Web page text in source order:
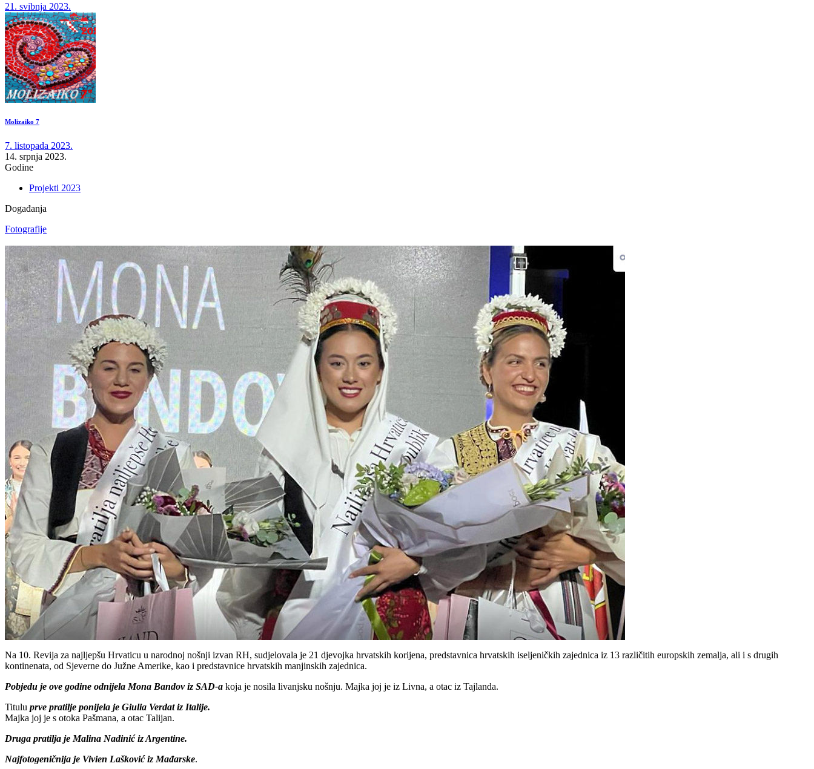
21. svibnja 2023.
Molizaiko 7
7. listopada 2023.
14. srpnja 2023.
Godine
Projekti 2023
Događanja
Fotografije
Na 10. Revija za najljepšu Hrvaticu u narodnoj nošnji izvan RH, sudjelovala je 21 djevojka hrvatskih korijena, predstavnica hrvatskih iseljeničkih zajednica iz 13 različitih europskih zemalja, ali i s drugih
kontinenata, od Sjeverne do Južne Amerike, kao i predstavnice hrvatskih manjinskih zajednica.
Pobjedu je ove godine odnijela Mona Bandov iz SAD-a koja je nosila livanjsku nošnju. Majka joj je iz Livna, a otac iz Tajlanda.
Titulu prve pratilje ponijela je Giulia Verdat iz Italije.
Majka joj je s otoka Pašmana, a otac Talijan.
Druga pratilja je Malina Nadinić iz Argentine.
Najfotogeničnija je Vivien Lašković iz Mađarske.